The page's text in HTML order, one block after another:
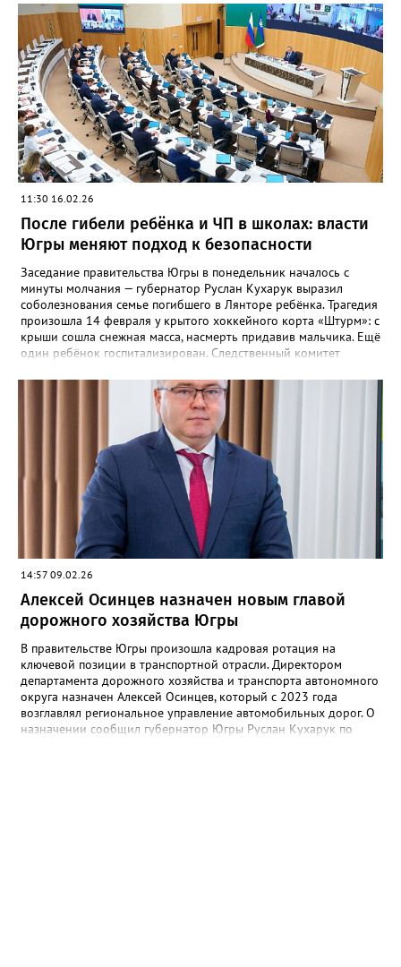
иностранных граждан снизилось на 13%, а выдача разрешений
на временное проживание сократилась в два раза. Количество
оформленных видов на жительство уменьшилось на 34%.
Одновременно в четыре раза выросло число решений о
лишении гражданства РФ за нарушения законодательства. Как
отметил глава региона, ключевыми направлениями работы
стали усиление контроля в экономике, образовании и спорте,
а также надзор за исполнением воинской обязанности
натурализованными гражданами. «Тема миграции остаётся
острой, и наша главная цель – безопасность жителей Югры.
Благодарю коллег за слаженную работу», – подчеркнул Руслан
Кухарук.
11:30 16.02.26
После гибели ребёнка и ЧП в школах: власти
Югры меняют подход к безопасности
Заседание правительства Югры в понедельник началось с
минуты молчания — губернатор Руслан Кухарук выразил
соболезнования семье погибшего в Лянторе ребёнка. Трагедия
произошла 14 февраля у крытого хоккейного корта «Штурм»: с
крыши сошла снежная масса, насмерть придавив мальчика. Ещё
один ребёнок госпитализирован. Следственный комитет
муниципалитетов немедленно проверить состояние всех
зданий и организовать внеплановую очистку снега с крыш.
«Ориентируйтесь не на график уборки, а на реальную угрозу
для жизни», — заявил Кухарук. Служба жилищного надзора
взяла на контроль работу управляющих компаний. Отдельной
темой стала безопасность в школах после инцидентов в
Советском и Пойковском, где учащиеся проносили опасные
предметы. Выяснилось, что охранные предприятия не имели
необходимого оснащения. Губернатор поручил провести
тотальные проверки всех социальных учреждений, а в школах
организовать Декаду безопасности с уроками для детей и
родительскими собраниями. Исполнение поручений — на
личном контроле главы региона.
14:57 09.02.26
Алексей Осинцев назначен новым главой
дорожного хозяйства Югры
В правительстве Югры произошла кадровая ротация на
ключевой позиции в транспортной отрасли. Директором
департамента дорожного хозяйства и транспорта автономного
округа назначен Алексей Осинцев, который с 2023 года
возглавлял региональное управление автомобильных дорог. О
назначении сообщил губернатор Югры Руслан Кухарук по